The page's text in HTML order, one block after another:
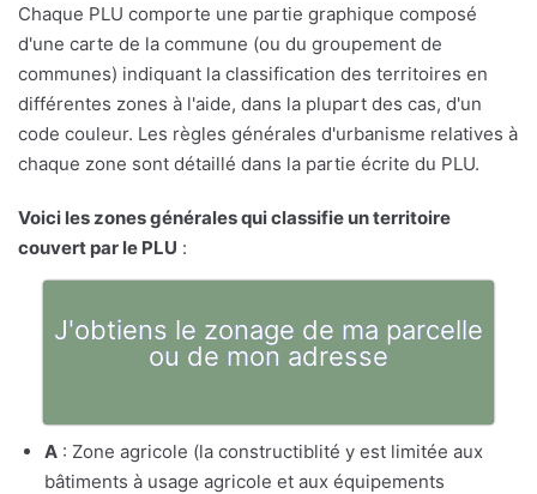
Chaque PLU comporte une partie graphique composé
d'une carte de la commune (ou du groupement de
communes) indiquant la classification des territoires en
différentes zones à l'aide, dans la plupart des cas, d'un
code couleur. Les règles générales d'urbanisme relatives à
chaque zone sont détaillé dans la partie écrite du PLU.
Voici les zones générales qui classifie un territoire
couvert par le PLU :
J'obtiens le zonage de ma parcelle
ou de mon adresse
A : Zone agricole (la constructiblité y est limitée aux
bâtiments à usage agricole et aux équipements